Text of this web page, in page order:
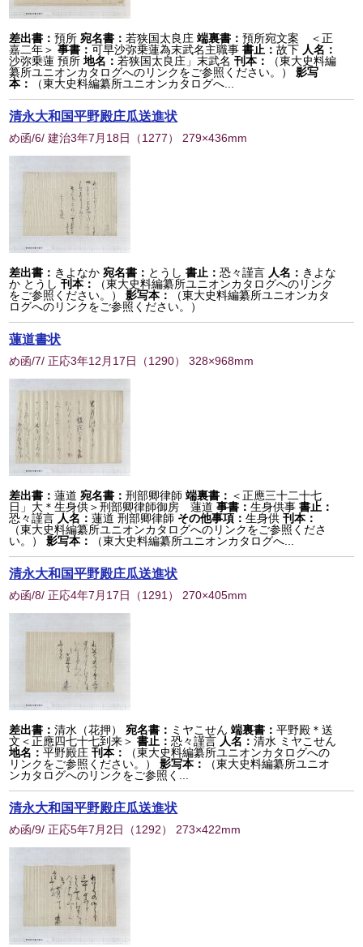
差出書：預所 宛名書：若狭国太良庄 端裏書：預所宛文案 ＜正
嘉二年＞ 事書：可早沙弥乗蓮為末武名主職事 書止：故下 人名：
沙弥乗蓮 預所 地名：若狭国太良庄」末武名 刊本：
（東大史料編
纂所ユニオンカタログへのリンクをご参照ください。）
影写
本：
（東大史料編纂所ユニオンカタログへ...
清永大和国平野殿庄瓜送進状
め函/6/ 建治3年7月18日 （1277） 279×436mm
差出書： きよなか 宛名書： とうし 書止：恐々謹言 人名： きよな
か とうし 刊本：
（東大史料編纂所ユニオンカタログへのリンク
をご参照ください。）
影写本：
（東大史料編纂所ユニオンカタ
ログへのリンクをご参照ください。）
蓮道書状
め函/7/ 正応3年12月17日 （1290） 328×968mm
差出書：蓮道 宛名書：刑部卿律師 端裏書： ＜正應三十二十七
日」大＊生身供＞刑部卿律師御房 蓮道 事書：生身供事 書止：
恐々謹言 人名：蓮道 刑部卿律師 その他事項：生身供 刊本：
（東大史料編纂所ユニオンカタログへのリンクをご参照くださ
い。）
影写本： （東大史料編纂所ユニオンカタログへ...
清永大和国平野殿庄瓜送進状
め函/8/ 正応4年7月17日 （1291 ） 270×405mm
差出書：清水（花押） 宛名書： ミヤこせん 端裏書：平野殿＊送
文＜正應四七十七到来＞ 書止：恐々謹言 人名：清水 ミヤこせん
地名：平野殿庄 刊本：
（東大史料編纂所ユニオンカタログへの
リンクをご参照ください。）
影写本：
（東大史料編纂所ユニオ
ンカタログへのリンクをご参照く...
清永大和国平野殿庄瓜送進状
め函/9/ 正応5年7月2日 （1292） 273×422mm